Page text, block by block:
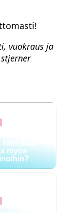
vuokraus ja
stjerner
useampi
myös